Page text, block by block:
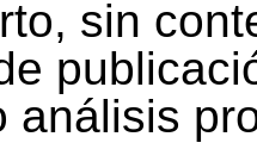
sin
análisis